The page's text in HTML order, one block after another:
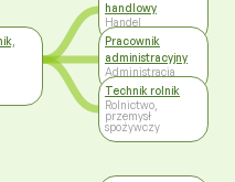
handlowy
Handel
Pracownik
administracyjny
Administracja
Technik rolnik
Rolnictwo,
przemysł
spożywczy